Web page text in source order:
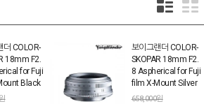
더 COLOR-
18mm F2.
for Fuji
Black
보이그랜더 COLOR-
SKOPAR 18mm F2.
8 Aspherical for Fuji
film X-Mount Silver
658,000원